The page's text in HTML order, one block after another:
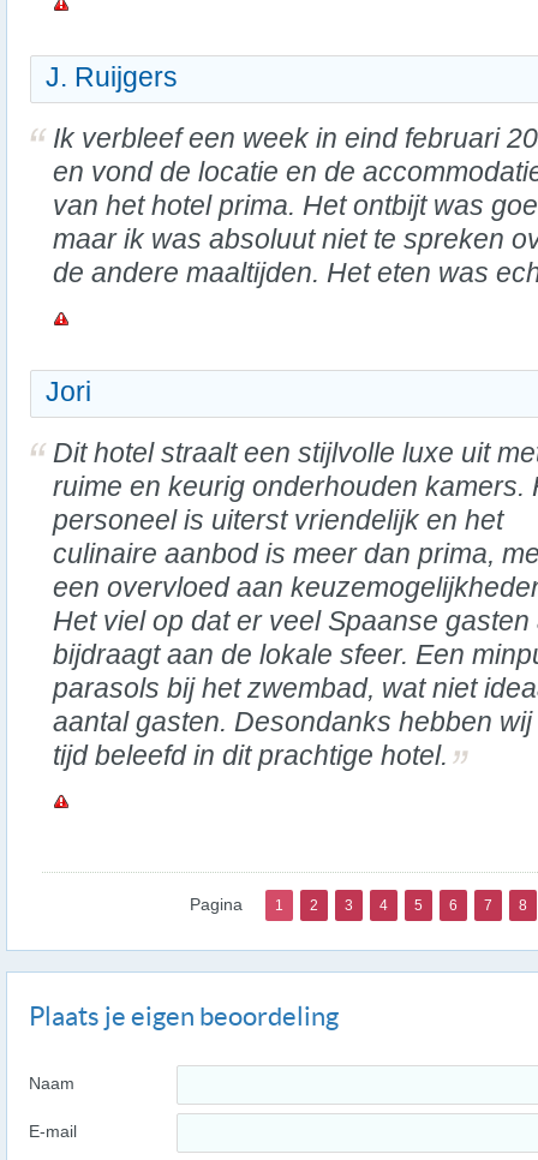
J. Ruijgers
Ik verbleef een week in eind februari
en vond de locatie en de
van het hotel prima. Het ontbijt was
maar ik was absoluut niet te spreken
de andere maaltijden. Het eten was
Jori
Dit hotel straalt een stijlvolle luxe uit
ruime en keurig onderhouden kamers.
personeel is uiterst vriendelijk en het
culinaire aanbod is meer dan prima,
een overvloed aan
Het viel op dat er veel Spaanse
bijdraagt aan de lokale sfeer. Een
parasols bij het zwembad, wat niet
aantal gasten. Desondanks hebben
tijd beleefd in dit prachtige hotel.
Pagina 1 2 3 4 5 6 7 8
Plaats je eigen beoordeling
Naam
E-mail